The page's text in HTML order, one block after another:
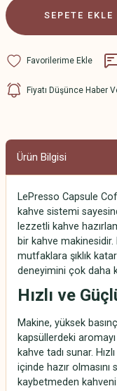
SEPETE EKLE
Fiyatı Düşünce Haber
Ürün Bilgisi
LePresso Capsule
kahve sistemi
lezzetli kahve
bir kahve
mutfaklara şıklık
deneyimini çok daha
Hızlı ve
Makine, yüksek
kapsüllerdeki
kahve tadı sunar.
içinde hazır
kaybetmeden